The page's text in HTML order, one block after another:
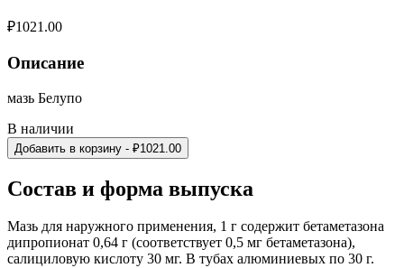
₽1021.00
Описание
мазь Белупо
В наличии
Добавить в корзину - ₽1021.00
Состав и форма выпуска
Мазь для наружного применения, 1 г содержит бетаметазона
дипропионат 0,64 г (соответствует 0,5 мг бетаметазона),
салициловую кислоту 30 мг. В тубах алюминиевых по 30 г.